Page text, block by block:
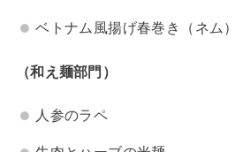
ベトナム風揚げ春巻き（ネム）
（和え麺部門）
人参のラペ